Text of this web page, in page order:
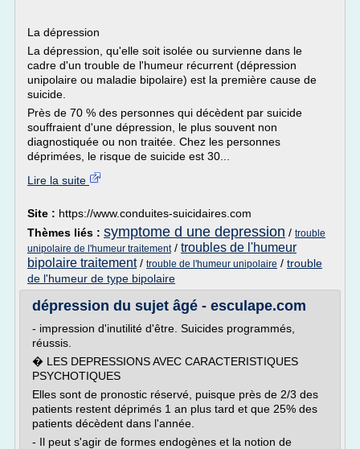
La dépression
La dépression, qu'elle soit isolée ou survienne dans le
cadre d'un trouble de l'humeur récurrent (dépression
unipolaire ou maladie bipolaire) est la première cause de
suicide.
Près de 70 % des personnes qui décèdent par suicide
souffraient d'une dépression, le plus souvent non
diagnostiquée ou non traitée. Chez les personnes
déprimées, le risque de suicide est 30...
Lire la suite
Site : https://www.conduites-suicidaires.com
Thèmes liés : symptome d une depression / trouble
unipolaire de l'humeur traitement/ troubles de l'humeur
bipolaire traitement/ trouble de l'humeur unipolaire / trouble
de l'humeur de type bipolaire
dépression du sujet âgé - esculape.com
- impression d'inutilité d'être. Suicides programmés,
réussis.
� LES DEPRESSIONS AVEC CARACTERISTIQUES
PSYCHOTIQUES
Elles sont de pronostic réservé, puisque près de 2/3 des
patients restent déprimés 1 an plus tard et que 25% des
patients décèdent dans l'année.
- Il peut s'agir de formes endogènes et la notion de